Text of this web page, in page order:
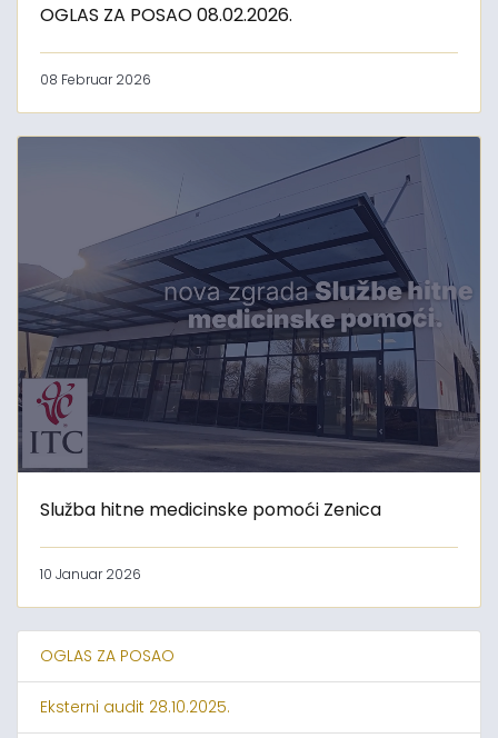
OGLAS ZA POSAO 08.02.2026.
08 Februar 2026
Služba hitne medicinske pomoći Zenica
10 Januar 2026
OGLAS ZA POSAO
Eksterni audit 28.10.2025.